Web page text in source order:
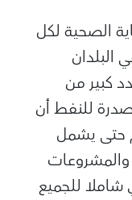
الصحية لكل
البلدان
كبير من
للنفط أن
حتى يشمل
شاملا للجميع